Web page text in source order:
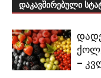
დაკავშირებული
–